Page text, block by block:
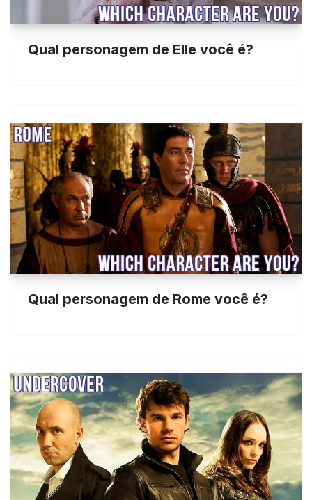
Qual personagem de Elle você é?
Qual personagem de Rome você é?